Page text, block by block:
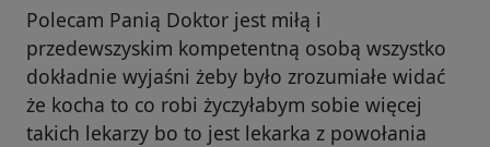
Polecam Panią Doktor jest miłą i
przedewszyskim kompetentną osobą wszystko
dokładnie wyjaśni żeby było zrozumiałe widać
że kocha to co robi życzyłabym sobie więcej
takich lekarzy bo to jest lekarka z powołania